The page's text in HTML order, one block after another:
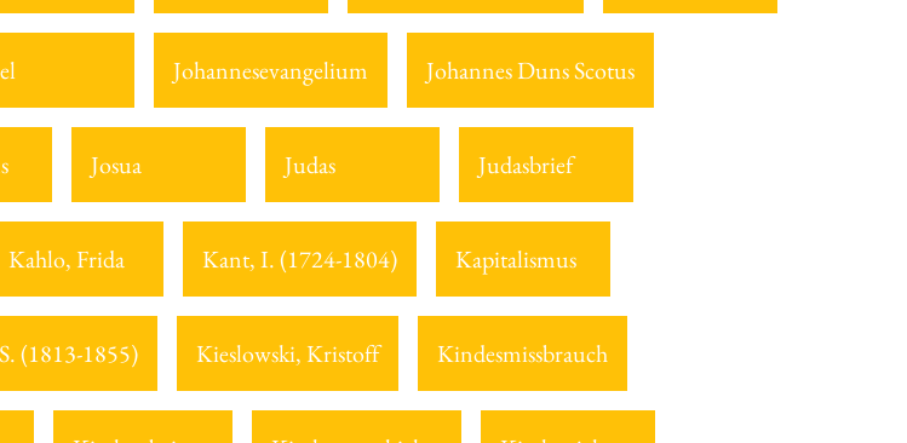
Johannesevangelium Johannes Duns Scotus
Josua Judas Judasbrief
Kahlo, Frida Kant, I. (1724-1804) Kapitalismus
(1813-1855) Kieslowski, Kristoff Kindesmissbrauch